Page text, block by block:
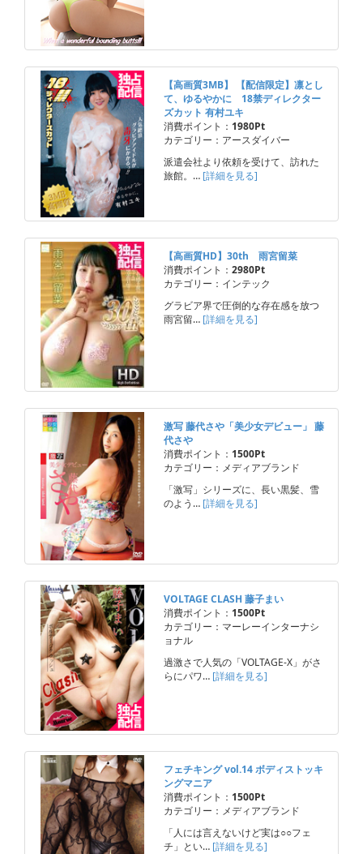
【高画質3MB】 【配信限定】凛とし
て、ゆるやかに 18禁ディレクター
ズカット 有村ユキ
消費ポイント： 1980Pt
カテゴリー：アースダイバー
派遣会社より依頼を受けて、訪れた
旅館。… [詳細を見る]
【高画質HD】30th 雨宮留菜
消費ポイント： 2980Pt
カテゴリー：インテック
グラビア界で圧倒的な存在感を放つ
雨宮留… [詳細を見る]
激写 藤代さや「美少女デビュー」 藤
代さや
消費ポイント： 1500Pt
カテゴリー：メディアブランド
「激写」シリーズに、長い黒髪、雪
のよう… [詳細を見る]
VOLTAGE CLASH 藤子まい
消費ポイント： 1500Pt
カテゴリー：マーレーインターナシ
ョナル
過激さで人気の「VOLTAGE-X」がさ
らにパワ… [詳細を見る]
フェチキング vol.14 ボディストッキ
ングマニア
消費ポイント： 1500Pt
カテゴリー：メディアブランド
「人には言えないけど実は○○フェ
チ」とい… [詳細を見る]